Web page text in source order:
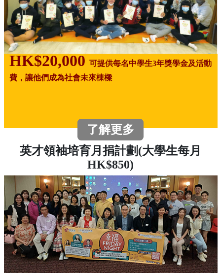
HK$20,000 可提供每名中學生3年獎學金及活動
費，讓他們成為社會未來棟樑
了解更多
英才領袖培育月捐計劃(大學生每月
HK$850)